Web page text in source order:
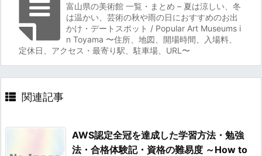
富山県の美術館 一覧・まとめ – 夏は涼しい、冬
は温かい、芸術の秋や雨の日におすすめのお出
かけ・デートスポット / Popular Art Museums i
n Toyama 〜住所、地図、開場時間、入場料、
定休日、アクセス・最寄り駅、駐車場、URL〜
関連記事
AWS認定全冠を達成した学習方法・勉強
法・合格体験記・資格の難易度 ～How to